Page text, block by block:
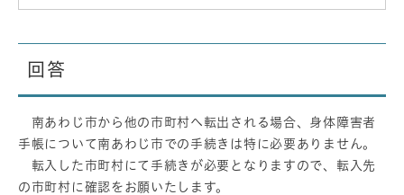
回答
南あわじ市から他の市町村へ転出される場合、身体障害者
手帳について南あわじ市での手続きは特に必要ありません。
転入した市町村にて手続きが必要となりますので、転入先
の市町村に確認をお願いたします。